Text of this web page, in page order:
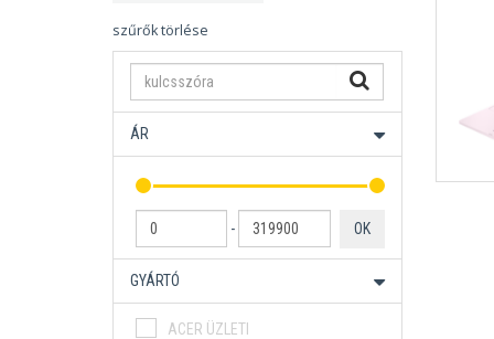
szűrők törlése
ÁR
- OK
GYÁRTÓ
ACER ÜZLETI